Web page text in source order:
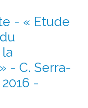
- « Etude
- C. Serra-
-